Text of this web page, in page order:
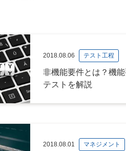
2018.08.06 テスト工程
非機能要件とは？機
テストを解説
2018.08.01 マネジメント